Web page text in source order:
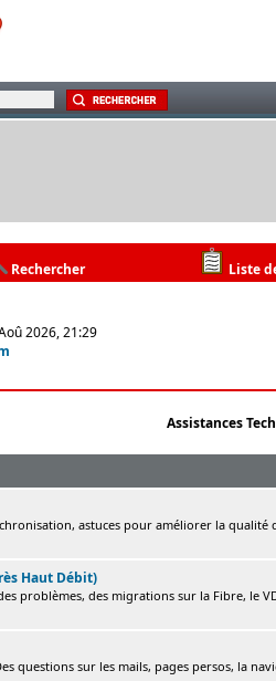
Rechercher Liste
2026, 21:29
Assistances
astuces pour améliorer la qualité
Haut Débit)
problèmes, des migrations sur la Fibre, le
questions sur les mails, pages persos, la